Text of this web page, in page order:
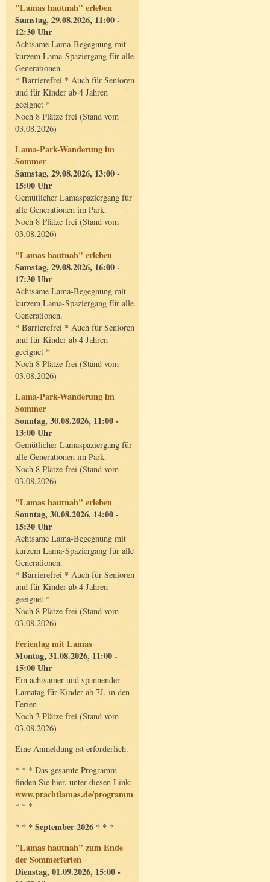
"Lamas hautnah" erleben
Samstag, 29.08.2026, 11:00 -
12:30 Uhr
Achtsame Lama-Begegnung mit
kurzem Lama-Spaziergang für alle
Generationen.
* Barrierefrei * Auch für Senioren
und für Kinder ab 4 Jahren
geeignet *
Noch 8 Plätze frei (Stand vom
03.08.2026)
Lama-Park-Wanderung im
Sommer
Samstag, 29.08.2026, 13:00 -
15:00 Uhr
Gemütlicher Lamaspaziergang für
alle Generationen im Park.
Noch 8 Plätze frei (Stand vom
03.08.2026)
"Lamas hautnah" erleben
Samstag, 29.08.2026, 16:00 -
17:30 Uhr
Achtsame Lama-Begegnung mit
kurzem Lama-Spaziergang für alle
Generationen.
* Barrierefrei * Auch für Senioren
und für Kinder ab 4 Jahren
geeignet *
Noch 8 Plätze frei (Stand vom
03.08.2026)
Lama-Park-Wanderung im
Sommer
Sonntag, 30.08.2026, 11:00 -
13:00 Uhr
Gemütlicher Lamaspaziergang für
alle Generationen im Park.
Noch 8 Plätze frei (Stand vom
03.08.2026)
"Lamas hautnah" erleben
Sonntag, 30.08.2026, 14:00 -
15:30 Uhr
Achtsame Lama-Begegnung mit
kurzem Lama-Spaziergang für alle
Generationen.
* Barrierefrei * Auch für Senioren
und für Kinder ab 4 Jahren
geeignet *
Noch 8 Plätze frei (Stand vom
03.08.2026)
Ferientag mit Lamas
Montag, 31.08.2026, 11:00 -
15:00 Uhr
Ein achtsamer und spannender
Lamatag für Kinder ab 7J. in den
Ferien
Noch 3 Plätze frei (Stand vom
03.08.2026)
Eine Anmeldung ist erforderlich.
* * * Das gesamte Programm
finden Sie hier, unter diesen Link:
www.prachtlamas.de/programm
* * *
* * * September 2026 * * *
"Lamas hautnah" zum Ende
der Sommerferien
Dienstag, 01.09.2026, 15:00 -